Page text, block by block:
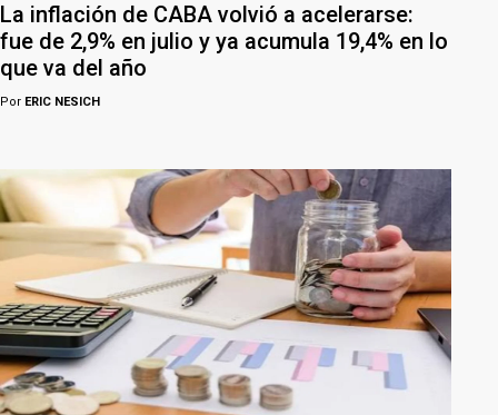
La inflación de CABA volvió a acelerarse:
fue de 2,9% en julio y ya acumula 19,4% en lo
que va del año
Por ERIC NESICH